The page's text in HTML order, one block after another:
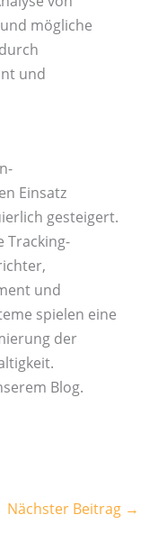
mögliche
und
Einsatz
gesteigert.
Tracking-
und
spielen eine
der
Blog.
Nächster Beitrag →